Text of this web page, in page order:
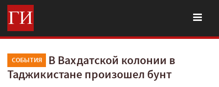
СОБЫТИЯ
В Вахдатской колонии в
Таджикистане произошел бунт